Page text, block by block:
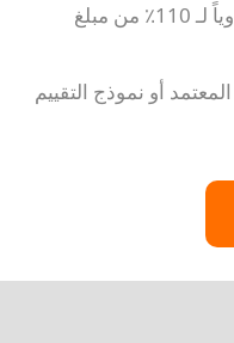
يجب أن يكون مبلغ الوكالة مساوياً لـ 110٪ من مبلغ
أو نموذج التقييم